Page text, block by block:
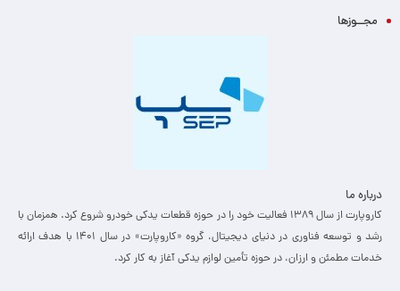
مجــوزها
درباره ما
کاروپارت از سال ۱۳۸۹ فعالیت خود را در حوزه قطعات یدکی خودرو شروع کرد. همزمان با
رشد و توسعه فناوری در دنیای دیجیتال، گروه «کاروپارت» در سال ۱۴۰۱ با هدف ارائه
خدمات مطمئن و ارزان، ­در حوزه تأمین لوازم یدکی آغاز به کار کرد.